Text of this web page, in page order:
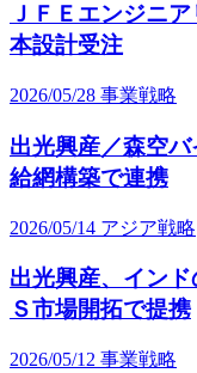
ＪＦＥエンジニ
本設計受注
2026/05/28 事業戦略
出光興産／森空
給網構築で連携
2026/05/14 アジア戦略
出光興産、イン
Ｓ市場開拓で提携
2026/05/12 事業戦略